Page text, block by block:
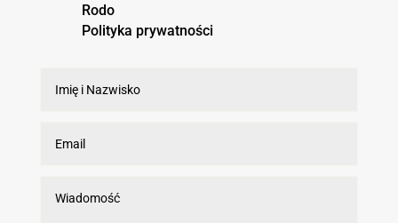
Rodo
Polityka prywatności